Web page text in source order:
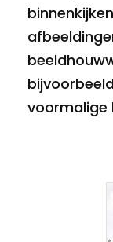
voormalige